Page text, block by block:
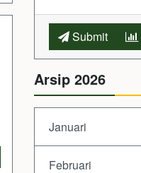
Submit
Arsip 2026
Januari
Februari